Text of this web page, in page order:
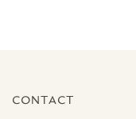
CONTACT